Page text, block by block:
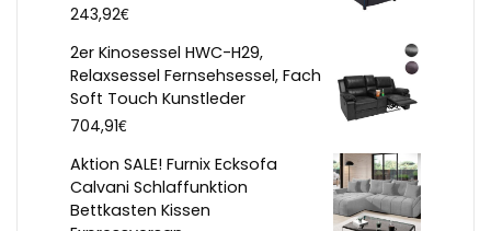
243,92€
2er Kinosessel HWC-H29,
Relaxsessel Fernsehsessel, Fach
Soft Touch Kunstleder
704,91€
Aktion SALE! Furnix Ecksofa
Calvani Schlaffunktion
Bettkasten Kissen